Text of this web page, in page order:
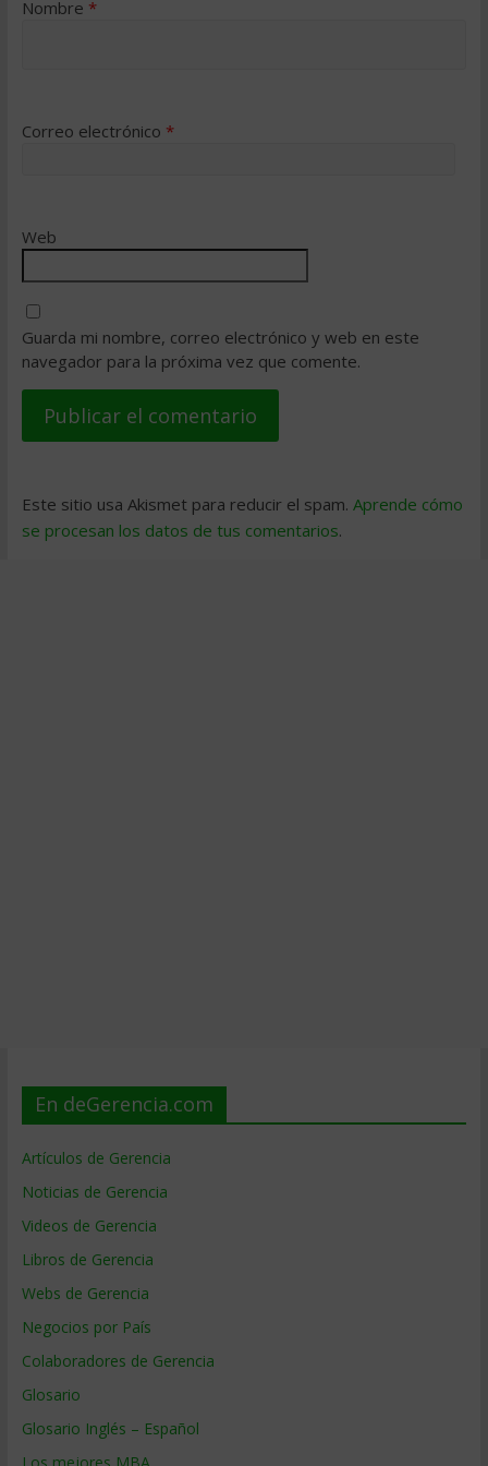
Nombre *
Correo electrónico *
Web
Guarda mi nombre, correo electrónico y web en este
navegador para la próxima vez que comente.
Este sitio usa Akismet para reducir el spam. Aprende cómo
se procesan los datos de tus comentarios.
En deGerencia.com
Artículos de Gerencia
Noticias de Gerencia
Videos de Gerencia
Libros de Gerencia
Webs de Gerencia
Negocios por País
Colaboradores de Gerencia
Glosario
Glosario Inglés – Español